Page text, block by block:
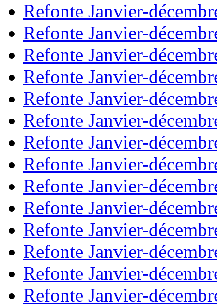
Refonte Janvier-
Refonte Janvier-
Refonte Janvier-
Refonte Janvier-
Refonte Janvier-
Refonte Janvier-
Refonte Janvier-
Refonte Janvier-
Refonte Janvier-
Refonte Janvier-
Refonte Janvier-
Refonte Janvier-
Refonte Janvier-
Refonte Janvier-